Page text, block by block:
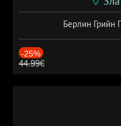
Берлин Грийн
-25%
44.99€